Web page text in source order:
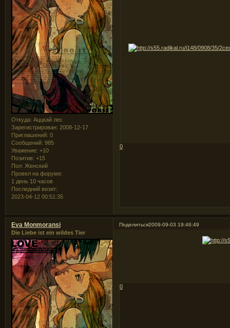
Откуда: Аццкай лес
Зарегистрирован: 2008-12-17
Приглашений: 0
Сообщений: 985
Уважение: +10
Позитив: +15
Пол: Женский
Провел на форуме:
1 день 10 часов
Последний визит:
2023-04-12 00:51:35
0
Поделиться2009-09-03 19:46:49
Eva Monmoransi
Die Liebe ist ein wildes Tier
0